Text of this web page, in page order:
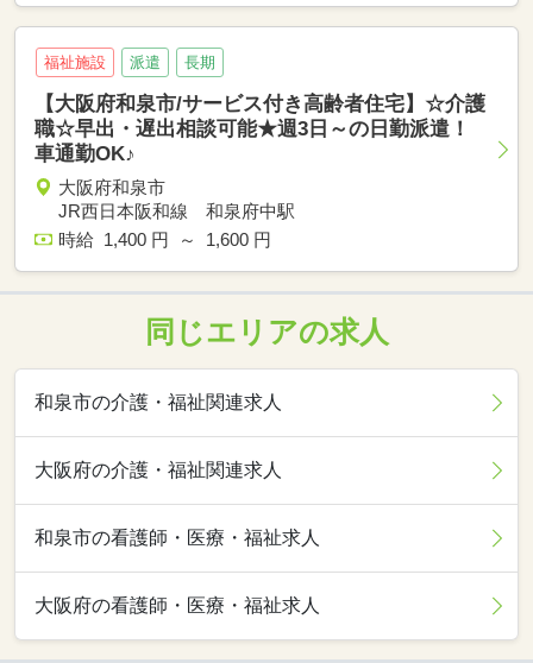
福祉施設 派遣 長期
【大阪府和泉市/サービス付き高齢者住宅】☆介護
職☆早出・遅出相談可能★週3日～の日勤派遣！
車通勤OK♪
大阪府和泉市
JR西日本阪和線 和泉府中駅
時給 1,400 円 ～ 1,600 円
同じエリアの求人
和泉市の介護・福祉関連求人
大阪府の介護・福祉関連求人
和泉市の看護師・医療・福祉求人
大阪府の看護師・医療・福祉求人